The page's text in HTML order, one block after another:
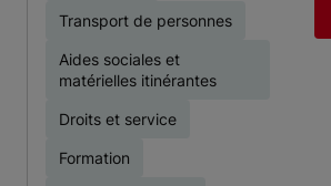
Transport de personnes
Aides sociales et
matérielles itinérantes
Droits et service
Formation